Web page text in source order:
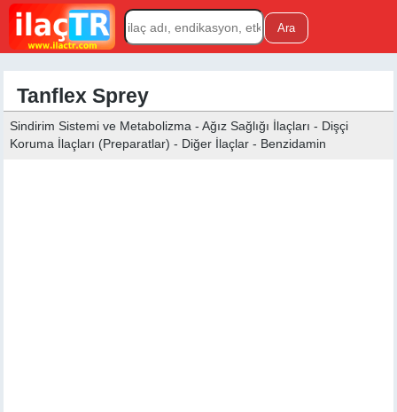
Tanflex Sprey
Sindirim Sistemi ve Metabolizma - Ağız Sağlığı İlaçları - Dişçi
Koruma İlaçları (Preparatlar) - Diğer İlaçlar - Benzidamin